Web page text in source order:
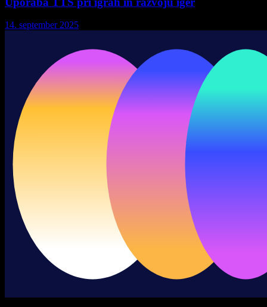
14. september 2025